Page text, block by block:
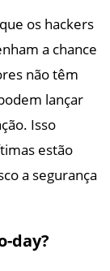
os hackers
a chance
não têm
lançar
Isso
estão
a segurança
day?